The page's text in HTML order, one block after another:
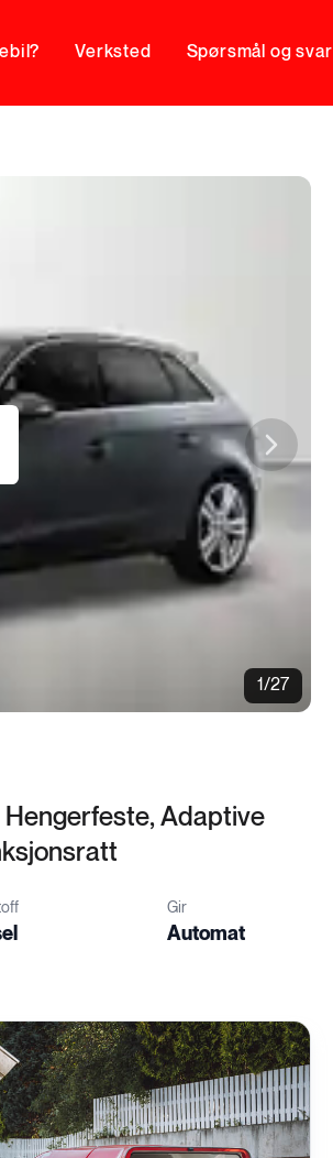
Verksted Spørsmål og svar
Next slide
1/27
Hengerfeste, Adaptive
Gir
Automat